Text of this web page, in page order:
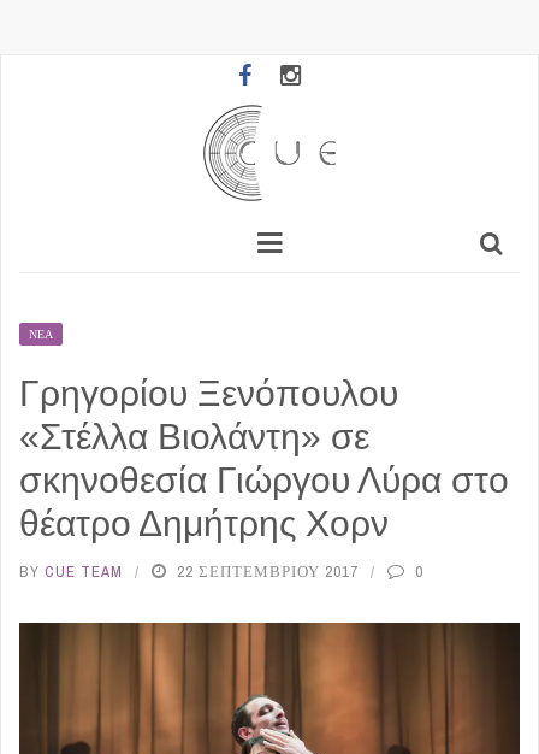
ΝΈΑ
Γρηγορίου Ξενόπουλου
«Στέλλα Βιολάντη» σε
σκηνοθεσία Γιώργου Λύρα στο
θέατρο Δημήτρης Χορν
BY CUE TEAM 22 ΣΕΠΤΕΜΒΡΊΟΥ 2017 0